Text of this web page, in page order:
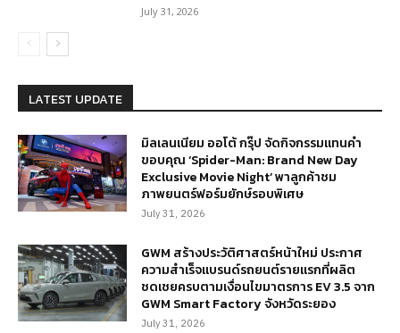
July 31, 2026
LATEST UPDATE
มิลเลนเนียม ออโต้ กรุ๊ป จัดกิจกรรมแทนคำ
ขอบคุณ ‘Spider-Man: Brand New Day
Exclusive Movie Night’ พาลูกค้าชม
ภาพยนตร์ฟอร์มยักษ์รอบพิเศษ
July 31, 2026
GWM สร้างประวัติศาสตร์หน้าใหม่ ประกาศ
ความสำเร็จแบรนด์รถยนต์รายแรกที่ผลิต
ชดเชยครบตามเงื่อนไขมาตรการ EV 3.5 จาก
GWM Smart Factory จังหวัดระยอง
July 31, 2026